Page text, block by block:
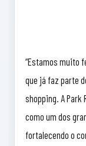
“Estamos muito
que já faz parte
shopping. A Park
como um dos
fortalecendo o